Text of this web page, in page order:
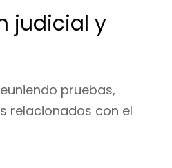
judicial y
pruebas,
relacionados con el